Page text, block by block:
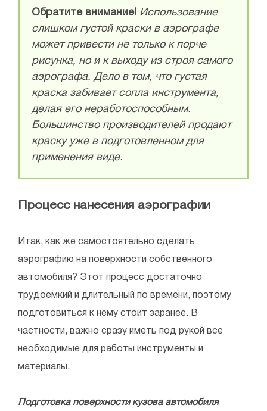
Обратите внимание! Использование
слишком густой краски в аэрографе
может привести не только к порче
рисунка, но и к выходу из строя самого
аэрографа. Дело в том, что густая
краска забивает сопла инструмента,
делая его неработоспособным.
Большинство производителей продают
краску уже в подготовленном для
применения виде.
Процесс нанесения аэрографии
Итак, как же самостоятельно сделать
аэрографию на поверхности собственного
автомобиля? Этот процесс достаточно
трудоемкий и длительный по времени, поэтому
подготовиться к нему стоит заранее. В
частности, важно сразу иметь под рукой все
необходимые для работы инструменты и
материалы.
Подготовка поверхности кузова автомобиля